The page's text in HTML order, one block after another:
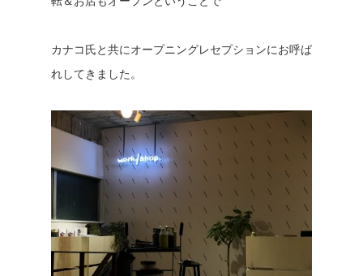
カナコ氏と共にオープニングレセプションにお呼ば
れしてきました。